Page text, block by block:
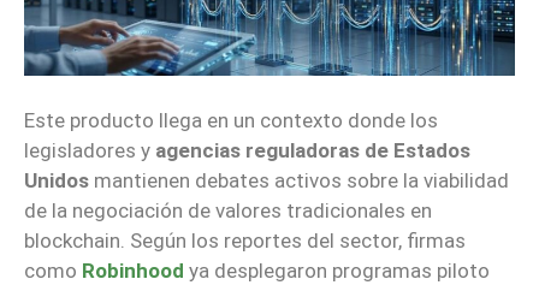
Este producto llega en un contexto donde los
legisladores y agencias reguladoras de Estados
Unidos mantienen debates activos sobre la viabilidad
de la negociación de valores tradicionales en
blockchain. Según los reportes del sector, firmas
como Robinhood ya desplegaron programas piloto